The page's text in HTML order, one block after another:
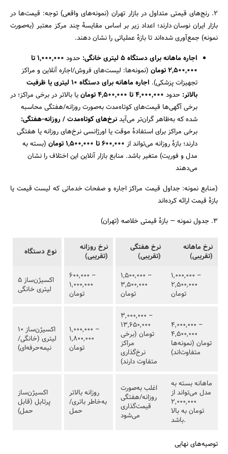
۲. رنج‌های قیمتی متداول در بازار تهران (نمونه‌های واقعی) توجه: قیمت‌ها در
بازار ایران نوسان دارند؛ اعداد زیر بر اساس مقایسهٔ چند مرکز معتبر (به‌صورت
نمونه) جمع‌آوری شده‌اند تا بازهٔ عملیاتی را نشان دهند.
اجاره ماهانه برای دستگاه ۵ لیتری خانگی
: حدود ۱,۰۰۰,۰۰۰تا
۲,۵۰۰,۰۰۰ تومان
(نمونه‌ها: لیست‌های فروش/اجاره آنلاین و مراکز
تجهیزات پزشکی).
اجاره ماهانه برای دستگاه ۱۰ لیتری یا ظرفیت
بالاتر: حدود ۴,۰۰۰,۰۰۰تا ۴,۵۰۰,۰۰۰ تومان
یا بالاتر در برخی مراکز؛ در
برخی آگهی‌ها قیمت‌های کوتاه‌مدت به‌صورت روزانه/هفتگی محاسبه
شده که به‌ظاهر گران‌تر می‌آیدنرخ‌های کوتاه‌مدت / روزانه-هفتگی:
برخی مراکز برای استفادهٔ موقت یا اورژانسی نرخ‌های روزانه یا هفتگی
دارند؛ بازهٔ روزانه می‌تواند از ۶۰۰,۰۰۰تا ۱,۵۰۰,۰۰۰ تومان
(بسته به
مدل و فوریت) متغیر باشد. منابع بازار آنلاین این اختلاف را نشان
می‌دهند
(منابع نمونه: جداول قیمت مراکز اجاره و صفحات خدماتی که لیست قیمت یا
بازهٔ قیمت ارائه کرده‌اند
۳. جدول نمونه — بازهٔ قیمتی خلاصه (تهران)
نوع دستگاه
نرخ روزانه
(تقریبی)
نرخ هفتگی
(تقریبی)
نرخ ماهانه
(تقریبی)
اکسیژن‌ساز ۵
لیتری خانگی
۶۰۰,۰۰۰ –
۱,۰۰۰,۰۰۰
تومان
۱,۵۰۰,۰۰۰ –
۳,۵۰۰,۰۰۰
تومان
۱,۰۰۰,۰۰۰ –
۲,۵۰۰,۰۰۰
تومان
اکسیژن‌ساز ۱۰
لیتری (خانگی/
نیمه‌حرفه‌ای)
۱,۰۰۰,۰۰۰ –
۱,۸۰۰,۰۰۰
تومان
۳,۰۰۰,۰۰۰ –
۱۳,۶۵۰,۰۰۰
تومان (برخی
مراکز
نرخ‌گذاری
متفاوت دارند)
۴,۰۰۰,۰۰۰ –
۴,۵۰۰,۰۰۰
تومان (نمونه‌ها
متفاوت‌اند)
اکسیژن‌ساز
پرتابل (قابل
حمل)
روزانه بالاتر
به‌خاطر باتری/
حمل
اغلب به‌صورت
روزانه/هفتگی
قیمت‌گذاری
می‌شود
ماهانه بسته به
مدل می‌تواند از
۲,۰۰۰,۰۰۰
تومان به بالا
باشد.
توصیه‌های نهایی